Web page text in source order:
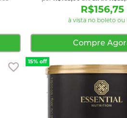
R$156,75
à vista no boleto ou
Compre
Adicionar aos favoritos
15% off